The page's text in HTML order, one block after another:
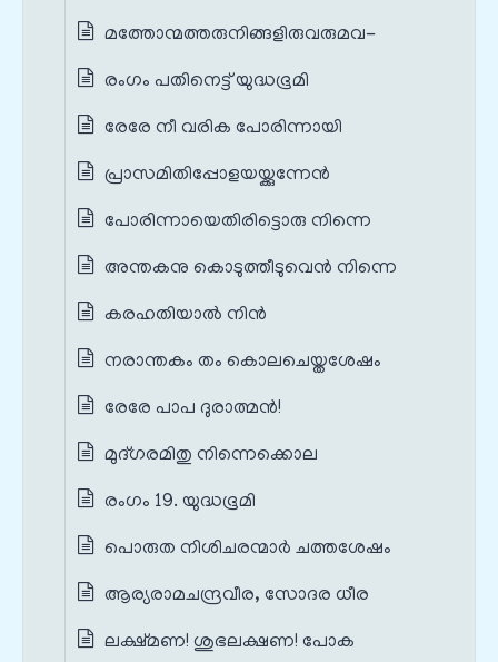
മത്തോന്മത്തരുനിങ്ങളിരുവരുമവ-
രംഗം പതിനെട്ട് യുദ്ധഭൂമി
രേരേ നീ വരിക പോരിന്നായി
പ്രാസമിതിപ്പോളയയ്ക്കുന്നേൻ
പോരിന്നായെതിരിട്ടൊരു നിന്നെ
അന്തകനു കൊടുത്തീടുവെൻ നിന്നെ
കരഹതിയാൽ നിൻ
നരാന്തകം തം കൊലചെയ്തശേഷം
രേരേ പാപ ദുരാത്മൻ!
മുദ്ഗരമിതു നിന്നെക്കൊല
രംഗം 19. യുദ്ധഭൂമി
പൊരുത നിശിചരന്മാർ ചത്തശേഷം
ആര്യരാമചന്ദ്രവീര, സോദര ധീര
ലക്ഷ്മണ! ശുഭലക്ഷണ! പോക